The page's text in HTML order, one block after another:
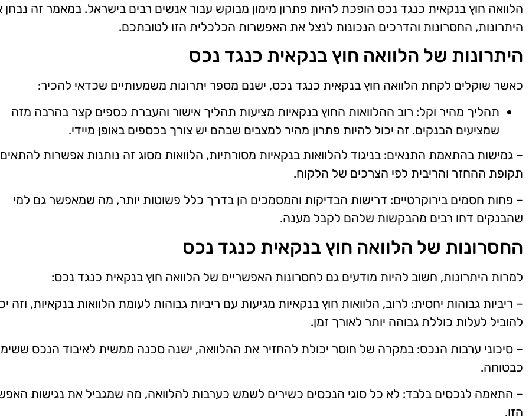
הלוואה חוץ בנקאית כנגד נכס הופכת להיות פתרון מימון מבוקש עבור אנשים רבים בישראל. במאמר זה
היתרונות, החסרונות והדרכים הנכונות לנצל את האפשרות הכלכלית הזו לטובתכם.
היתרונות של הלוואה חוץ בנקאית כנגד נכס
כאשר שוקלים לקחת הלוואה חוץ בנקאית כנגד נכס, ישנם מספר יתרונות משמעותיים שכדאי להכיר:
תהליך מהיר וקל: רוב ההלוואות החוץ בנקאיות מציעות תהליך אישור והעברת כספים קצר בהרבה מזה
שמציעים הבנקים. זה יכול להיות פתרון מהיר למצבים שבהם יש צורך בכספים באופן מיידי.
– גמישות בהתאמת התנאים: בניגוד להלוואות בנקאיות מסורתיות, הלוואות מסוג זה נותנות אפשרות
תקופת ההחזר והריבית לפי הצרכים של הלקוח.
– פחות חסמים בירוקרטיים: דרישות הבדיקות והמסמכים הן בדרך כלל פשוטות יותר, מה שמאפשר גם למי
שהבנקים דחו רבים מהבקשות שלהם לקבל מענה.
החסרונות של הלוואה חוץ בנקאית כנגד נכס
למרות היתרונות, חשוב להיות מודעים גם לחסרונות האפשריים של הלוואה חוץ בנקאית כנגד נכס:
– ריביות גבוהות יחסית: לרוב, הלוואות חוץ בנקאיות מגיעות עם ריביות גבוהות לעומת הלוואות בנקאיות, וזה
להוביל לעלות כוללת גבוהה יותר לאורך זמן.
– סיכוני ערבות הנכס: במקרה של חוסר יכולת להחזיר את ההלוואה, ישנה סכנה ממשית לאיבוד הנכס
כבטוחה.
– התאמה לנכסים בלבד: לא כל סוגי הנכסים כשירים לשמש כערבות להלוואה, מה שמגביל את נגישות
הזו.